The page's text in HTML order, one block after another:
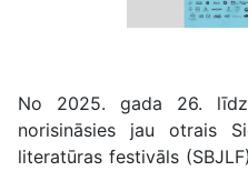
No 2025. gada 26.
norisināsies jau otrais
literatūras festivāls